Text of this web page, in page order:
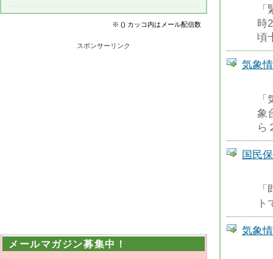
時
頃
気象
象
ら
国民
気象
※ () カッコ内はメール配信数
スポンサーリンク
メールマガジン募集中！